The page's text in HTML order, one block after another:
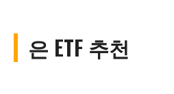
은 ETF 추천